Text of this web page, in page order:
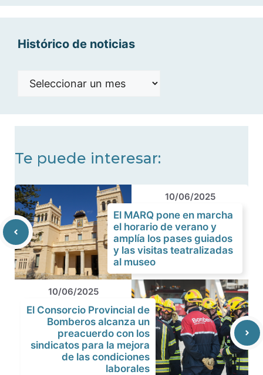
Histórico de noticias
Histórico
Te puede interesar:
10/06/2025
El MARQ pone en marcha
el horario de verano y
amplía los pases guiados
y las visitas teatralizadas
al museo
10/06/2025
El Consorcio Provincial de
Bomberos alcanza un
preacuerdo con los
sindicatos para la mejora
de las condiciones
laborales